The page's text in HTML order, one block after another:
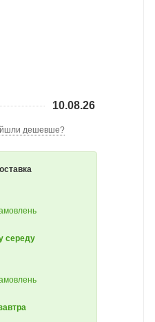
10.08.26
дешевше?
середу